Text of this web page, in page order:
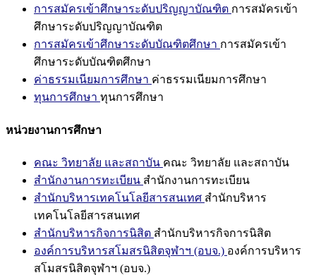
การสมัครเข้าศึกษาระดับปริญญาบัณฑิต การสมัครเข้า
ศึกษาระดับปริญญาบัณฑิต
การสมัครเข้าศึกษาระดับบัณฑิตศึกษา การสมัครเข้า
ศึกษาระดับบัณฑิตศึกษา
ค่าธรรมเนียมการศึกษา ค่าธรรมเนียมการศึกษา
ทุนการศึกษา ทุนการศึกษา
หน่วยงานการศึกษา
คณะ วิทยาลัย และสถาบัน คณะ วิทยาลัย และสถาบัน
สำนักงานการทะเบียน สำนักงานการทะเบียน
สำนักบริหารเทคโนโลยีสารสนเทศ สำนักบริหาร
เทคโนโลยีสารสนเทศ
สำนักบริหารกิจการนิสิต สำนักบริหารกิจการนิสิต
องค์การบริหารสโมสรนิสิตจุฬาฯ (อบจ.) องค์การบริหาร
สโมสรนิสิตจุฬาฯ (อบจ.)